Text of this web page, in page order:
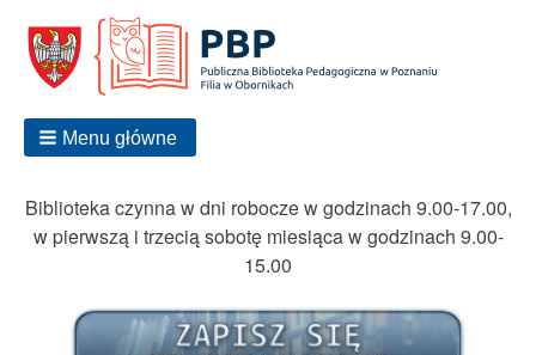
Menu główne
Biblioteka czynna w dni robocze w godzinach 9.00-17.00,
w pierwszą i trzecią sobotę miesiąca w godzinach 9.00-
15.00